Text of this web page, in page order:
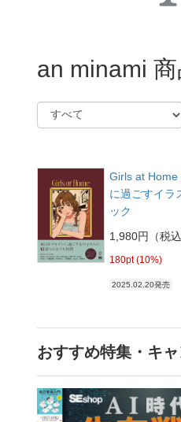
an minami
Girls at Home
に過ごすイラ
ック
1,980円（税込
180pt (10%)
2025.02.20発売
おすすめ特集・キ